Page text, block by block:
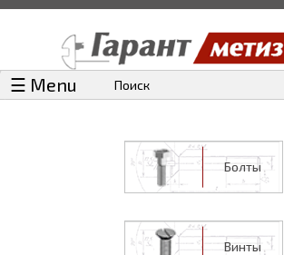
☰ Menu Поиск
Болты
Винты